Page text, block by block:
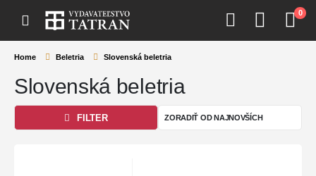
0
Home Beletria Slovenská beletria
Slovenská beletria
FILTER